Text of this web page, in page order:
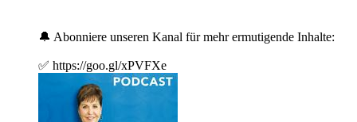
🔔 Abonniere unseren Kanal für mehr ermutigende Inhalte:
✅ https://goo.gl/xPVFXe